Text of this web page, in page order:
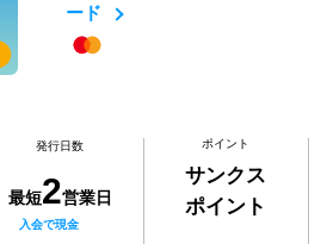
ード
発行日数
最短2営業日
ポイント
サンクス
ポイント
入会で現金